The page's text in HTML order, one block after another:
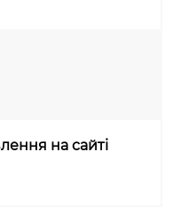
на сайті